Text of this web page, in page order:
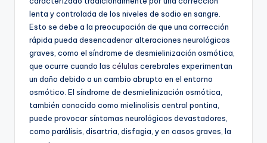
lenta y controlada de los niveles de sodio en sangre.
Esto se debe a la preocupación de que una corrección
rápida pueda desencadenar alteraciones neurológicas
graves, como el síndrome de desmielinización osmótica,
que ocurre cuando las células cerebrales experimentan
un daño debido a un cambio abrupto en el entorno
osmótico. El síndrome de desmielinización osmótica,
también conocido como mielinolisis central pontina,
puede provocar síntomas neurológicos devastadores,
como parálisis, disartria, disfagia, y en casos graves, la